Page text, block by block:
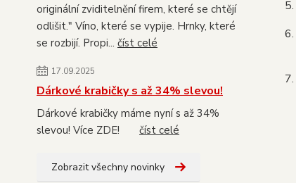
originální zviditelnění firem, které se chtějí
odlišit." Víno, které se vypije. Hrnky, které
se rozbijí. Propi... číst celé
17.09.2025
Dárkové krabičky s až 34% slevou!
Dárkové krabičky máme nyní s až 34%
slevou! Více ZDE! číst celé
Zobrazit všechny novinky